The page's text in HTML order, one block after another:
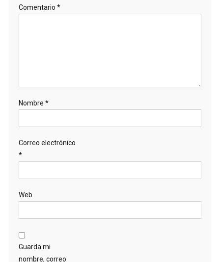
Comentario *
Nombre *
Correo electrónico
*
Web
Guarda mi
nombre, correo